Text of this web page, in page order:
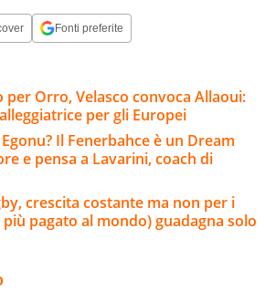
Fonti preferite
Orro, Velasco convoca Allaoui:
per gli Europei
Il Fenerbahce è un Dream
e pensa a Lavarini, coach di
crescita costante ma non per i
pagato al mondo) guadagna solo